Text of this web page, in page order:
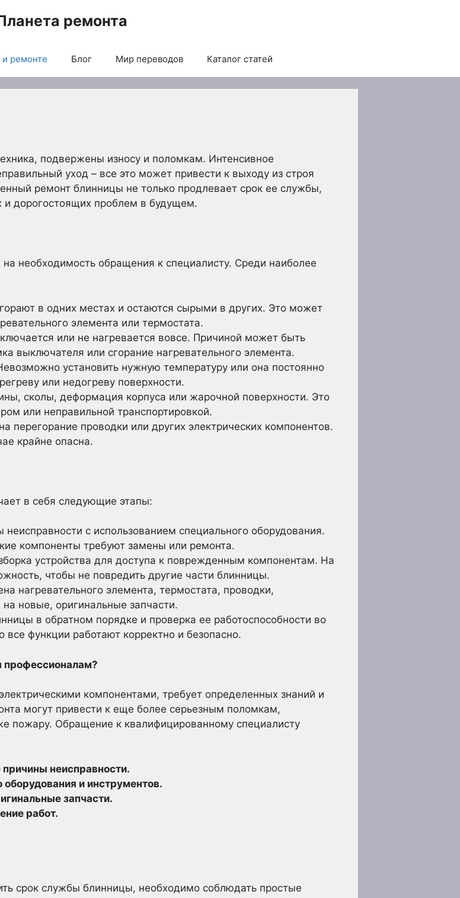
ремонта
и ремонте Блог Мир переводов Каталог статей
подвержены износу и поломкам. Интенсивное
уход – все это может привести к выходу из строя
ремонт блинницы не только продлевает срок ее службы,
и дорогостоящих проблем в будущем.
необходимость обращения к специалисту. Среди наиболее
в одних местах и остаются сырыми в других. Это может
элемента или термостата.
или не нагревается вовсе. Причиной может быть
выключателя или сгорание нагревательного элемента.
установить нужную температуру или она постоянно
или недогреву поверхности.
сколы, деформация корпуса или жарочной поверхности. Это
или неправильной транспортировкой.
перегорание проводки или других электрических компонентов.
крайне опасна.
в себя следующие этапы:
с использованием специального оборудования.
компоненты требуют замены или ремонта.
устройства для доступа к поврежденным компонентам. На
чтобы не повредить другие части блинницы.
нагревательного элемента, термостата, проводки,
новые, оригинальные запчасти.
в обратном порядке и проверка ее работоспособности во
функции работают корректно и безопасно.
профессионалам?
компонентами, требует определенных знаний и
могут привести к еще более серьезным поломкам,
пожару. Обращение к квалифицированному специалисту
неисправности.
и инструментов.
запчасти.
работ.
срок службы блинницы, необходимо соблюдать простые